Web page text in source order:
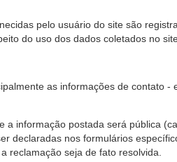
pelo usuário do site são
do uso dos dados coletados no
as informações de contato
informação postada será pública
declaradas nos formulários
reclamação seja de fato resolvida.